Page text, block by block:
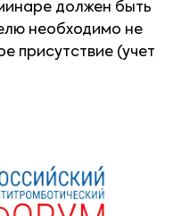
должен быть
необходимо не
присутствие (учет